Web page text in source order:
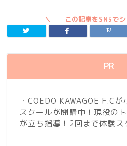
PR
・COEDO KAWAGOE F.C
スクールが開講中！現役の
が立ち指導！2回まで体験ス